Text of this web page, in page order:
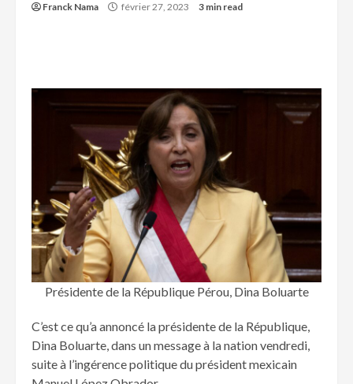
Franck Nama février 27, 2023 3 min read
Présidente de la République Pérou, Dina Boluarte
C’est ce qu’a annoncé la présidente de la République,
Dina Boluarte, dans un message à la nation vendredi,
suite à l’ingérence politique du président mexicain